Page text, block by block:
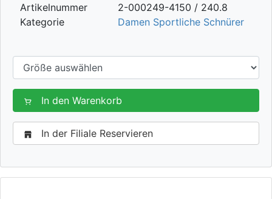
Artikelnummer
Kategorie
2-000249-4150 / 240.8
Damen Sportliche Schnürer
In den Warenkorb
In der Filiale Reservieren